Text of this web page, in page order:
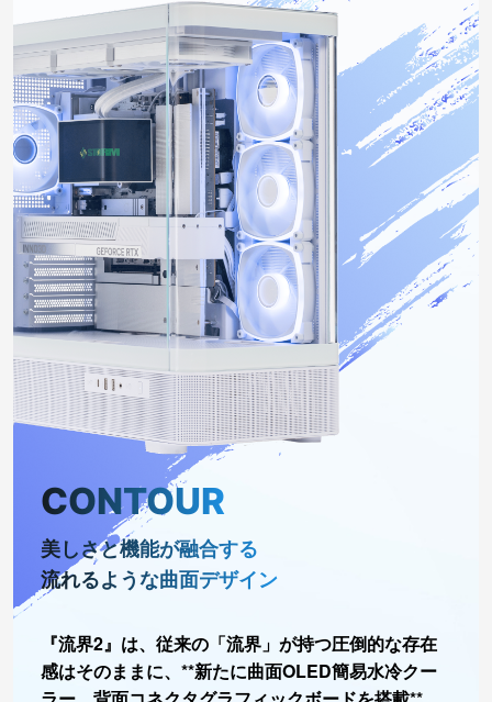
CONTOUR
美しさと機能が融合する
流れるような曲面デザイン
『流界2』は、従来の「流界」が持つ圧倒的な存在
感はそのままに、**新たに曲面OLED簡易水冷クー